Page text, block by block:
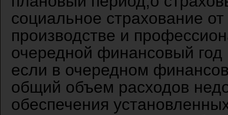
социальное страхование
производстве и
очередной финансовый
если в очередном
общий объем расходов
обеспечения